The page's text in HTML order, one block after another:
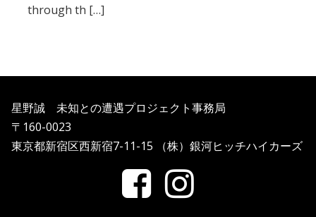
through th […]
星野誠 未知との遭遇プロジェクト事務局
〒160-0023
東京都新宿区西新宿7-11-15 （株）銀河ヒッチハイカーズ